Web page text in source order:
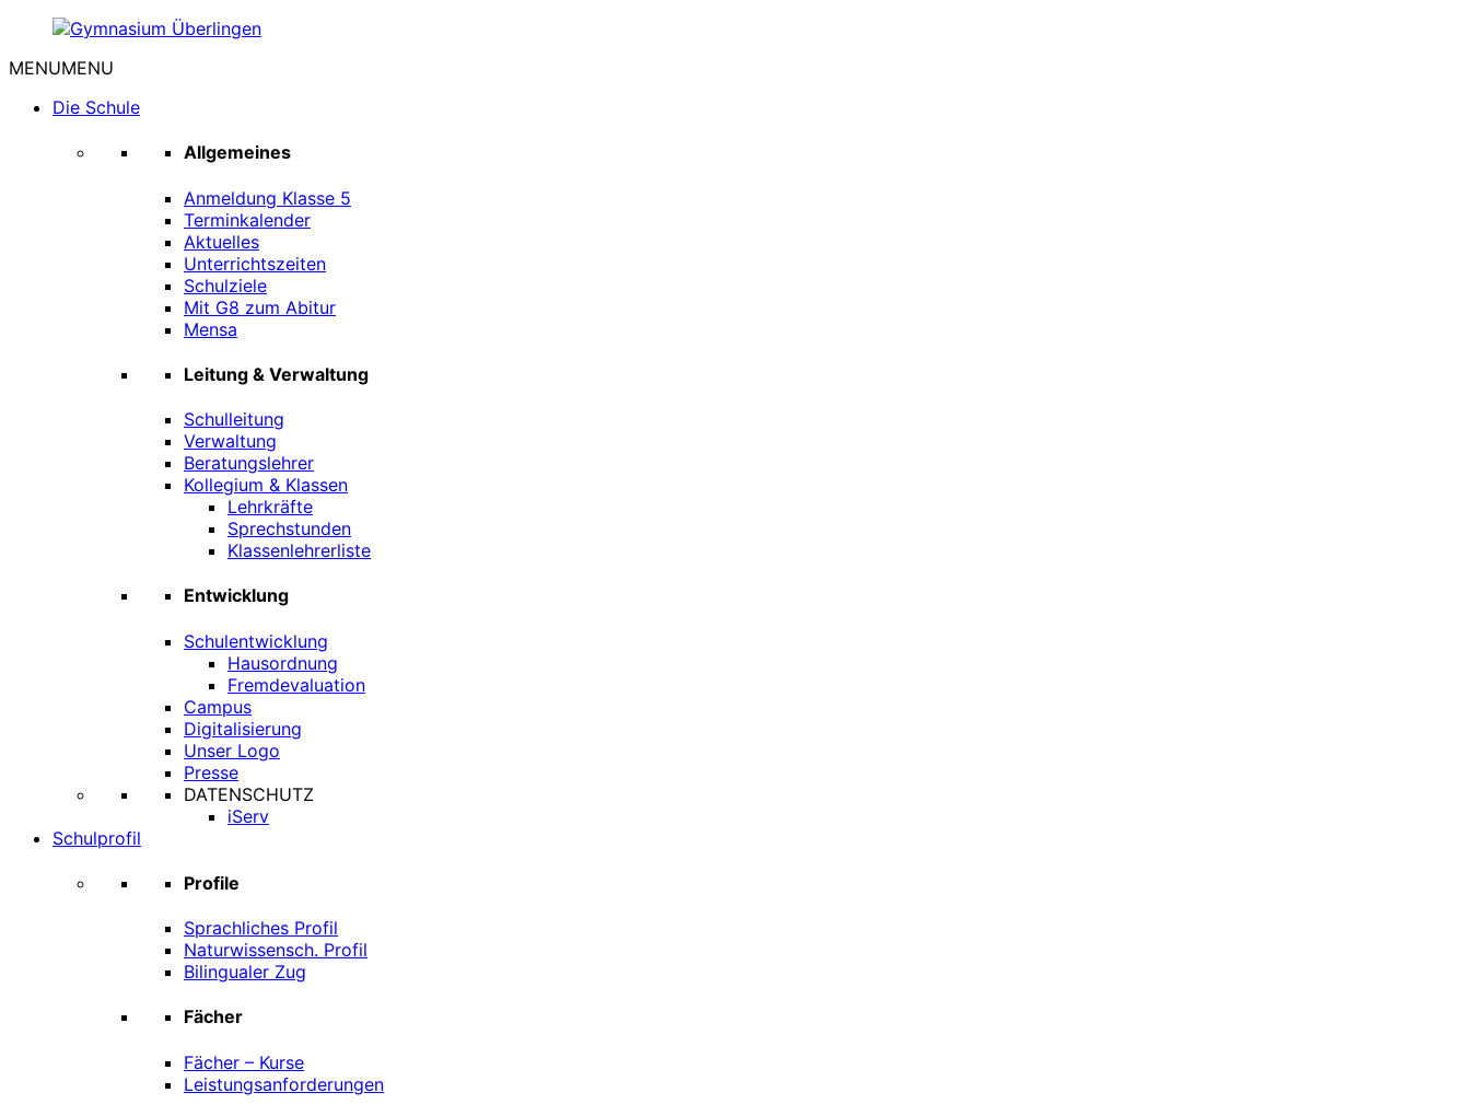
springen
Überlingen
MENUMENU
Die Schule
Allgemeines
Anmeldung Klasse 5
Terminkalender
Aktuelles
Unterrichtszeiten
Schulziele
Mit G8 zum Abitur
Mensa
Leitung & Verwaltung
Schulleitung
Verwaltung
Beratungslehrer
Kollegium & Klassen
Lehrkräfte
Sprechstunden
Klassenlehrerliste
Entwicklung
Schulentwicklung
Hausordnung
Fremdevaluation
Campus
Digitalisierung
Unser Logo
Presse
DATENSCHUTZ
iServ
Schulprofil
Profile
Sprachliches Profil
Naturwissensch. Profil
Bilingualer Zug
Fächer
Fächer – Kurse
Leistungsanforderungen